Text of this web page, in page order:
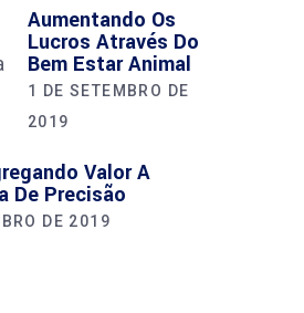
Aumentando Os
Lucros Através Do
Bem Estar Animal
1 DE SETEMBRO DE
2019
Valor A
De Precisão
DE 2019